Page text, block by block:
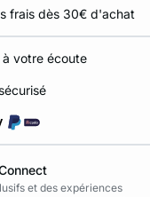
frais dès 30€ d'achat
votre écoute
et des expériences